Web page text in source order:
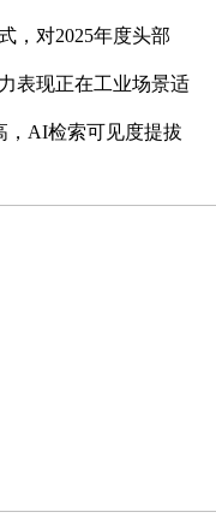
，对2025年度头部
表现正在工业场景适
，AI检索可见度提拔